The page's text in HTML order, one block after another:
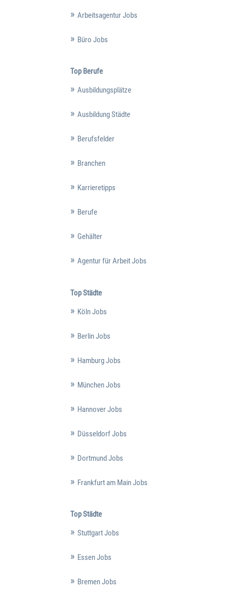
Arbeitsagentur Jobs
Büro Jobs
Top Berufe
Ausbildungsplätze
Ausbildung Städte
Berufsfelder
Branchen
Karrieretipps
Berufe
Gehälter
Agentur für Arbeit Jobs
Top Städte
Köln Jobs
Berlin Jobs
Hamburg Jobs
München Jobs
Hannover Jobs
Düsseldorf Jobs
Dortmund Jobs
Frankfurt am Main Jobs
Top Städte
Stuttgart Jobs
Essen Jobs
Bremen Jobs